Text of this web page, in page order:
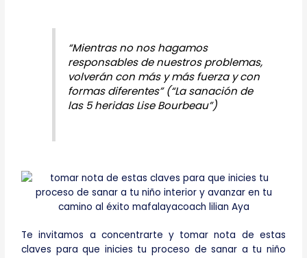
“Mientras no nos hagamos
responsables de nuestros problemas,
volverán con más y más fuerza y con
formas diferentes” (“La sanación de
las 5 heridas Lise Bourbeau”)
Te invitamos a concentrarte y tomar nota de estas
claves para que inicies tu proceso de sanar a tu niño